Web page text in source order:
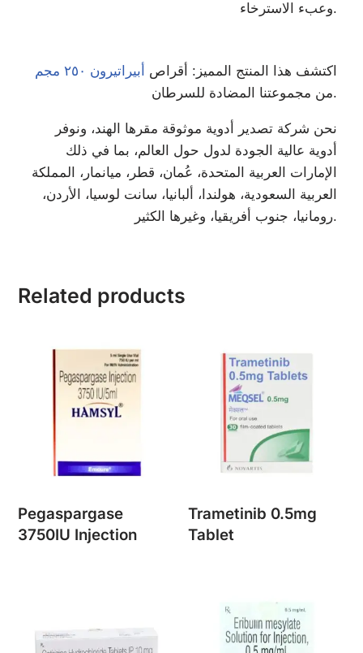
وعبء الاسترخاء.
اكتشف هذا المنتج المميز: أقراص
أبيراتيرون ٢٥٠ مجم
من مجموعتنا المضادة للسرطان.
نحن شركة تصدير أدوية موثوقة مقرها الهند، ونوفر
أدوية عالية الجودة لدول حول العالم، بما في ذلك
الإمارات العربية المتحدة، عُمان، قطر، ميانمار، المملكة
العربية السعودية، هولندا، ألبانيا، سانت لوسيا، الأردن،
رومانيا، جنوب أفريقيا، وغيرها الكثير.
Related products
Pegaspargase
3750IU Injection
Trametinib 0.5mg
Tablet